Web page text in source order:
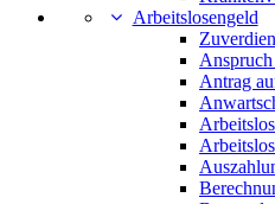
Arbeitslosengeld
Antrag